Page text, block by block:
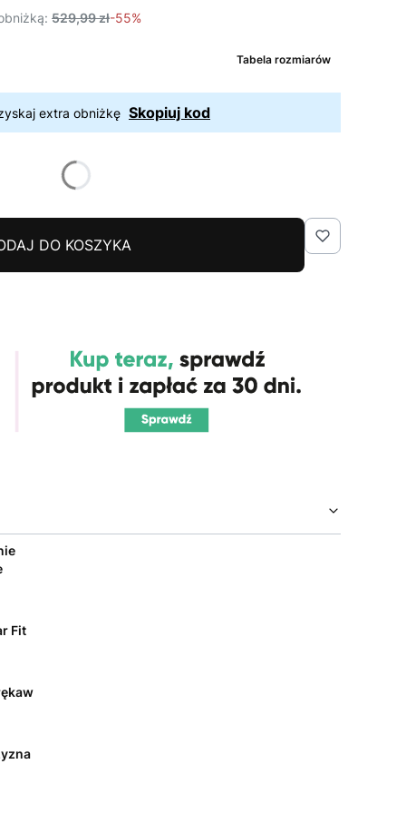
529,99 zł-55%
Tabela rozmiarów
extra obniżkę Skopiuj kod
DO KOSZYKA
Fit